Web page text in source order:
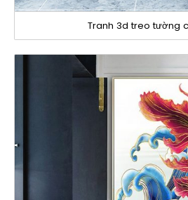
Tranh 3d treo tường